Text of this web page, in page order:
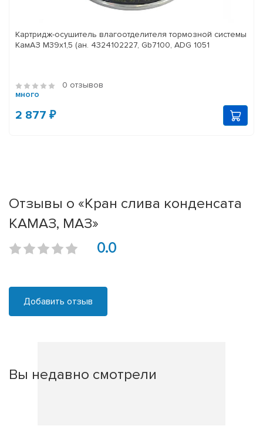
Картридж-осушитель влагоотделителя тормозной системы
КамАЗ M39x1,5 (ан. 4324102227, Gb7100, ADG 1051
0 отзывов
много
2 877 ₽
Отзывы о «Кран слива конденсата
КАМАЗ, МАЗ»
0.0
Добавить отзыв
Вы недавно смотрели